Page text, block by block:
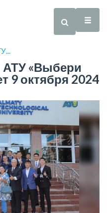
АТУ «Выбери
9 октября 2024